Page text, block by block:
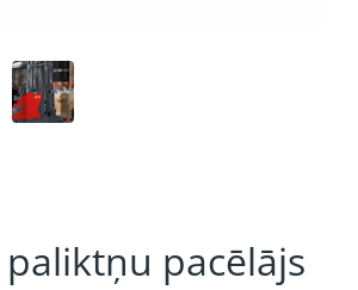
paliktņu pacēlājs